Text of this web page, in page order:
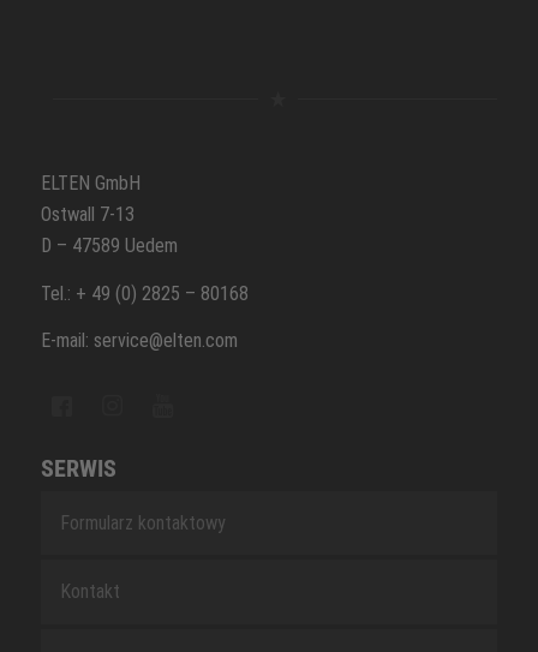
ELTEN GmbH
Ostwall 7-13
D – 47589 Uedem
Tel.: + 49 (0) 2825 – 80168
E-mail: service@elten.com
SERWIS
Formularz kontaktowy
Kontakt